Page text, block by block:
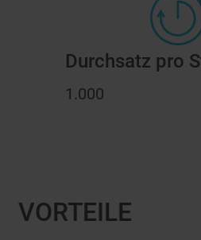
Durchsatz pro
1.000
VORTEILE